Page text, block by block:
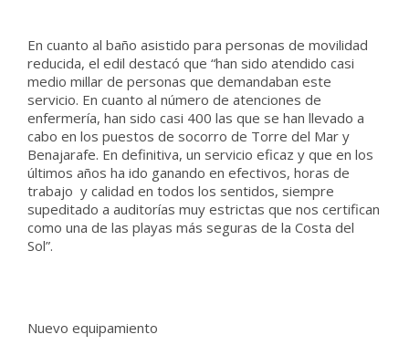
En cuanto al baño asistido para personas de movilidad
reducida, el edil destacó que “han sido atendido casi
medio millar de personas que demandaban este
servicio. En cuanto al número de atenciones de
enfermería, han sido casi 400 las que se han llevado a
cabo en los puestos de socorro de Torre del Mar y
Benajarafe. En definitiva, un servicio eficaz y que en los
últimos años ha ido ganando en efectivos, horas de
trabajo y calidad en todos los sentidos, siempre
supeditado a auditorías muy estrictas que nos certifican
como una de las playas más seguras de la Costa del
Sol”.
Nuevo equipamiento